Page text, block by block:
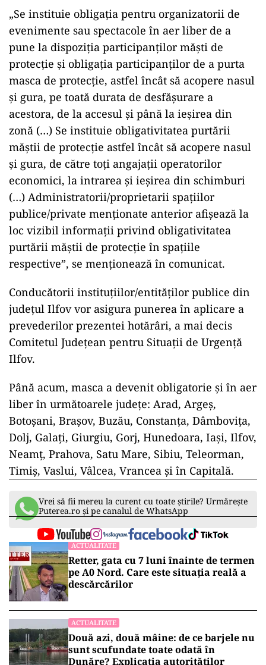
„Se instituie obligaţia pentru organizatorii de
evenimente sau spectacole în aer liber de a
pune la dispoziţia participanţilor măşti de
protecţie şi obligaţia participanţilor de a purta
masca de protecţie, astfel încât să acopere nasul
şi gura, pe toată durata de desfăşurare a
acestora, de la accesul şi până la ieşirea din
zonă (…) Se instituie obligativitatea purtării
măştii de protecţie astfel încât să acopere nasul
şi gura, de către toţi angajaţii operatorilor
economici, la intrarea şi ieşirea din schimburi
(…) Administratorii/proprietarii spaţiilor
publice/private menţionate anterior afişează la
loc vizibil informaţii privind obligativitatea
purtării măştii de protecţie în spaţiile
respective”, se menţionează în comunicat.
Conducătorii instituţiilor/entităţilor publice din
judeţul Ilfov vor asigura punerea în aplicare a
prevederilor prezentei hotărâri, a mai decis
Comitetul Judeţean pentru Situaţii de Urgenţă
Ilfov.
Până acum, masca a devenit obligatorie şi în aer
liber în următoarele judeţe: Arad, Argeş,
Botoşani, Braşov, Buzău, Constanţa, Dâmboviţa,
Dolj, Galaţi, Giurgiu, Gorj, Hunedoara, Iaşi, Ilfov,
Neamț, Prahova, Satu Mare, Sibiu, Teleorman,
Timiş, Vaslui, Vâlcea, Vrancea și în Capitală.
Vrei să fii mereu la curent cu toate știrile? Urmărește
Puterea.ro și pe canalul de WhatsApp
ACTUALITATE
Retter, gata cu 7 luni înainte de termen
pe A0 Nord. Care este situația reală a
descărcărilor
ACTUALITATE
Două azi, două mâine: de ce barjele nu
sunt scufundate toate odată în
Dunăre? Explicația autorităților